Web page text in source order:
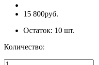
15 800руб.
Остаток: 10 шт.
Количество: